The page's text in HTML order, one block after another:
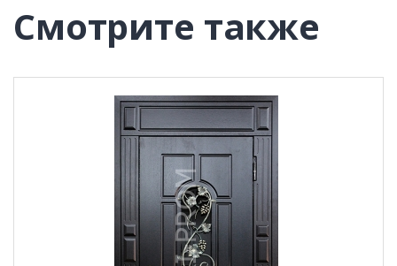
Смотрите также